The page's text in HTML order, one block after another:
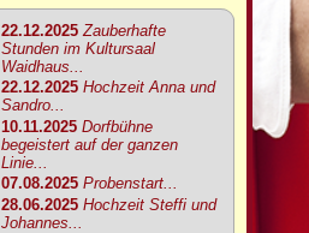
22.12.2025 Zauberhafte
Stunden im Kultursaal
Waidhaus...
22.12.2025 Hochzeit Anna und
Sandro...
10.11.2025 Dorfbühne
begeistert auf der ganzen
Linie...
07.08.2025 Probenstart...
28.06.2025 Hochzeit Steffi und
Johannes...